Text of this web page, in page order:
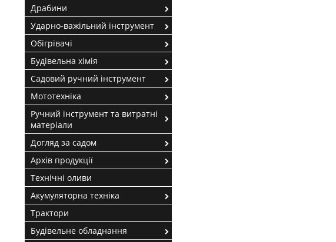
Драбини
Ударно-важільний інструмент
Обігрівачі
Будівельна хімія
Садовий ручний інструмент
Мототехніка
Ручний інструмент та витратні
матеріали
Догляд за садом
Архів продукції
Технічні оливи
Акумуляторна техніка
Трактори
Будівельне обладнання